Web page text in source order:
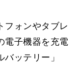
フォンやタブレ
電子機器を充電
ッテリー」